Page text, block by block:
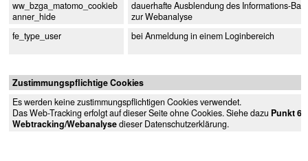
ww_bzga_matomo_cookieb
anner_hide
dauerhafte Ausblendung des Informations-
zur Webanalyse
fe_type_user
bei Anmeldung in einem Loginbereich
Zustimmungspflichtige Cookies
Es werden keine zustimmungspflichtigen Cookies verwendet.
Das Web-Tracking erfolgt auf dieser Seite ohne Cookies. Siehe dazu Punkt 6.
Webtracking/Webanalysedieser Datenschutzerklärung.